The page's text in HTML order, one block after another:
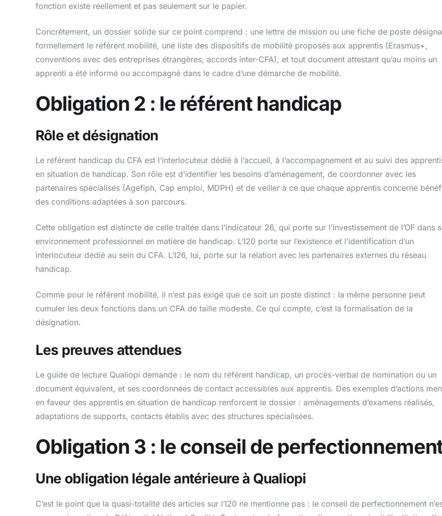
fonction existe réellement et pas seulement sur le papier.
Concrètement, un dossier solide sur ce point comprend : une lettre de mission ou une fiche de poste
formellement le référent mobilité, une liste des dispositifs de mobilité proposés aux apprentis (Erasmus+,
conventions avec des entreprises étrangères, accords inter-CFA), et tout document attestant qu’au moins un
apprenti a été informé ou accompagné dans le cadre d’une démarche de mobilité.
Obligation 2 : le référent handicap
Rôle et désignation
Le référent handicap du CFA est l’interlocuteur dédié à l’accueil, à l’accompagnement et au suivi des
en situation de handicap. Son rôle est d’identifier les besoins d’aménagement, de coordonner avec les
partenaires spécialisés (Agefiph, Cap emploi, MDPH) et de veiller à ce que chaque apprentis concerné
des conditions adaptées à son parcours.
Cette obligation est distincte de celle traitée dans l’indicateur 26, qui porte sur l’investissement de l’OF dans
environnement professionnel en matière de handicap. L’I20 porte sur l’existence et l’identification d’un
interlocuteur dédié au sein du CFA. L’I26, lui, porte sur la relation avec les partenaires externes du réseau
handicap.
Comme pour le référent mobilité, il n’est pas exigé que ce soit un poste distinct : la même personne peut
cumuler les deux fonctions dans un CFA de taille modeste. Ce qui compte, c’est la formalisation de la
désignation.
Les preuves attendues
Le guide de lecture Qualiopi demande : le nom du référent handicap, un procès-verbal de nomination ou un
document équivalent, et ses coordonnées de contact accessibles aux apprentis. Des exemples d’actions
en faveur des apprentis en situation de handicap renforcent le dossier : aménagements d’examens réalisés,
adaptations de supports, contacts établis avec des structures spécialisées.
Obligation 3 : le conseil de
Une obligation légale antérieure à Qualiopi
C’est le point que la quasi-totalité des articles sur l’I20 ne mentionne pas : le conseil de perfectionnement